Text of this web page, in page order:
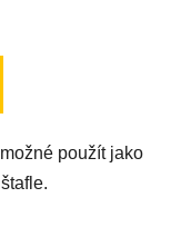
použít jako